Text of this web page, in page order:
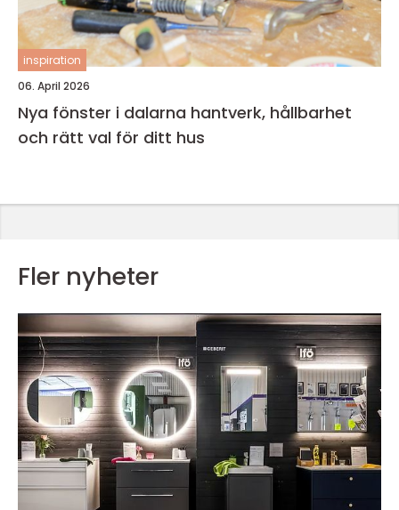
inspiration
06. April 2026
Nya fönster i dalarna hantverk, hållbarhet
och rätt val för ditt hus
Fler nyheter